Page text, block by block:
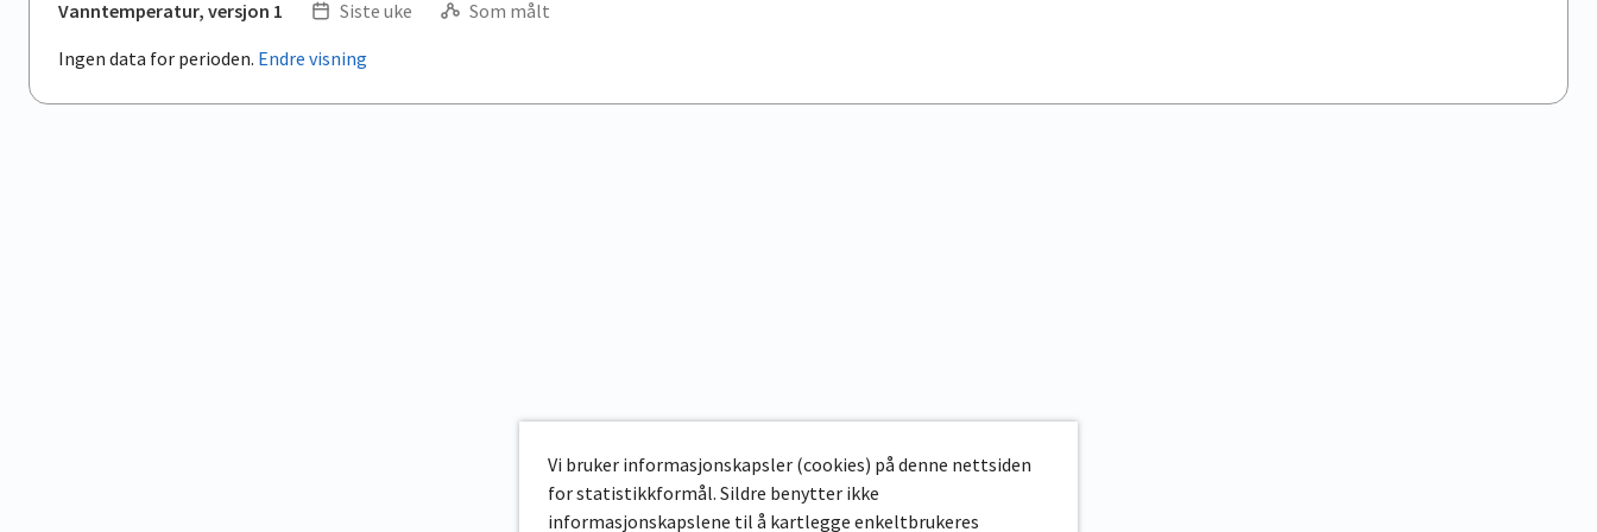
Vanntemperatur, versjon 1 Siste uke
Som målt
Ingen data for perioden. Endre visning
Vi bruker informasjonskapsler (cookies) på denne nettsiden
for statistikkformål. Sildre benytter ikke
informasjonskapslene til å kartlegge enkeltbrukeres